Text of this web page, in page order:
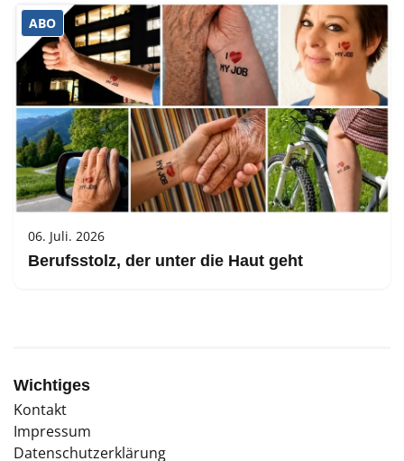
ABO
06. Juli. 2026
Berufsstolz, der unter die Haut geht
Wichtiges
Kontakt
Impressum
Datenschutzerklärung